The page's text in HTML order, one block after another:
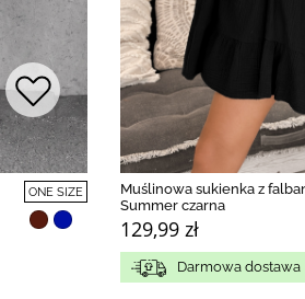
ONE SIZE
Muślinowa sukienka z
Summer czarna
129,99 zł
Darmowa dostawa